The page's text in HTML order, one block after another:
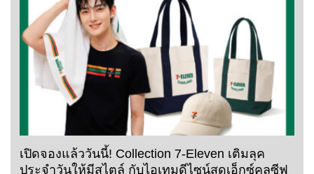
เปิดจองแล้ววันนี้! Collection 7-Eleven เติมลุค
ประจำวันให้มีสไตล์ กับไอเทมดีไซน์สุดเอ็กซ์คลูซีฟ